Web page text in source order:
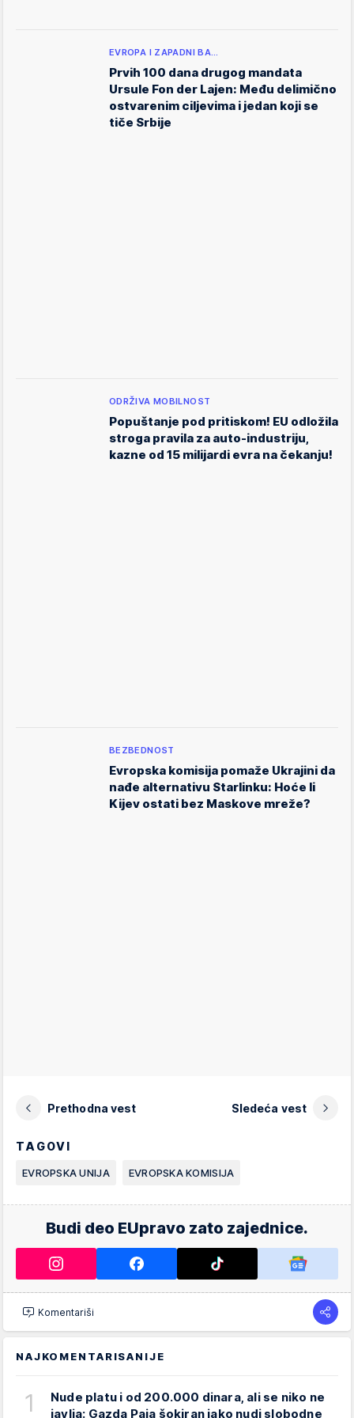
EVROPA I ZAPADNI BA…
Prvih 100 dana drugog mandata
Ursule Fon der Lajen: Među delimično
ostvarenim ciljevima i jedan koji se
tiče Srbije
ODRŽIVA MOBILNOST
Popuštanje pod pritiskom! EU odložila
stroga pravila za auto-industriju,
kazne od 15 milijardi evra na čekanju!
BEZBEDNOST
Evropska komisija pomaže Ukrajini da
nađe alternativu Starlinku: Hoće li
Kijev ostati bez Maskove mreže?
Prethodna vest Sledeća vest
TAGOVI
EVROPSKA UNIJA EVROPSKA KOMISIJA
Budi deo EUpravo zato zajednice.
Komentariši
NAJKOMENTARISANIJE
1
Nude platu i od 200.000 dinara, ali se niko ne
javlja: Gazda Paja šokiran iako nudi slobodne